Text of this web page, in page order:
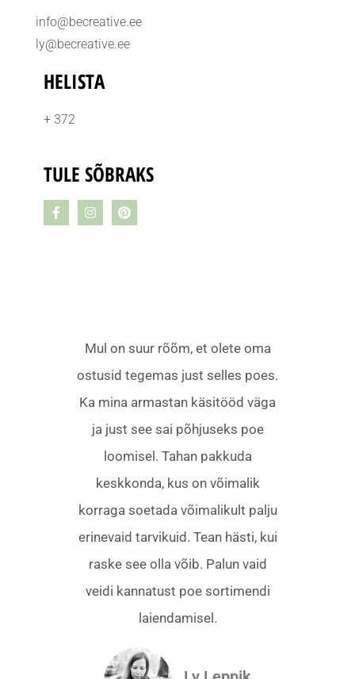
Mul on suur rõõm, et olete oma
ostusid tegemas just selles poes.
Ka mina armastan käsitööd väga
ja just see sai põhjuseks poe
loomisel. Tahan pakkuda
keskkonda, kus on võimalik
korraga soetada võimalikult palju
erinevaid tarvikuid. Tean hästi, kui
raske see olla võib. Palun vaid
veidi kannatust poe sortimendi
laiendamisel.
info@becreative.ee
ly@becreative.ee
HELISTA
+ 372
TULE SÕBRAKS